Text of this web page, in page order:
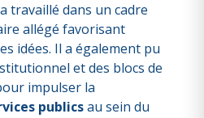
travaillé dans un cadre
allégé favorisant
idées. Il a également pu
et des blocs de
impulser la
publicsau sein du